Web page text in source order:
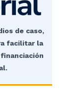
de caso,
facilitar la